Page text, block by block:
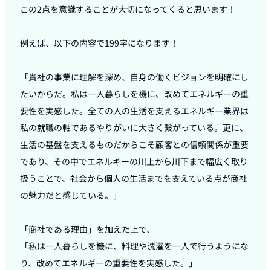
この2点を意識することが大切になってくると思います！
例えば、以下の内容で199字になります！
「貴社の事業に理解を深め、自身の働くビジョンを明確にし
たいからだ。私は一人暮らしを機に、改めてエネルギーの重
要性を実感した。全ての人の生活を支えるエネルギー業界は
私の就職の軸であるやりがいに大きく繋がっている。更に、
生活の基盤を支えるものだからこそ顧客との信頼関係が重要
であり、その中でエネルギーの川上から川下まで幅広く取り
扱うことで、社会から個人の生活までを支えている点が商社
の魅力だと感じている。」
「商社である理由」を加えた上で、
「私は一人暮らしを機に、料理や洗濯を一人で行うようにな
り、改めてエネルギーの重要性を実感した。」